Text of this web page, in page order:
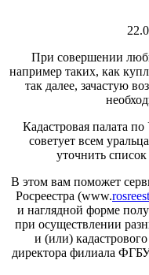
При совершении
например таких, как
так далее, зачастую
Кадастровая палата
советует всем
уточнить
В этом вам поможет
Росреестра (www.
и наглядной форме
при осуществлении
и (или)
директора филиала